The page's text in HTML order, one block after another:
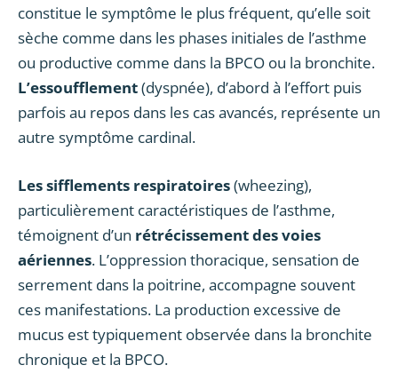
constitue le symptôme le plus fréquent, qu’elle soit
sèche comme dans les phases initiales de l’asthme
ou productive comme dans la BPCO ou la bronchite.
L’essoufflement(dyspnée), d’abord à l’effort puis
parfois au repos dans les cas avancés, représente un
autre symptôme cardinal.
Les sifflements respiratoires(wheezing),
particulièrement caractéristiques de l’asthme,
témoignent d’un rétrécissement des voies
aériennes. L’oppression thoracique, sensation de
serrement dans la poitrine, accompagne souvent
ces manifestations. La production excessive de
mucus est typiquement observée dans la bronchite
chronique et la BPCO.